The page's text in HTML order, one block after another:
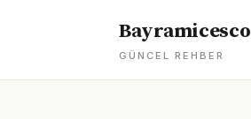
Bayramicesco
GÜNCEL REHBER